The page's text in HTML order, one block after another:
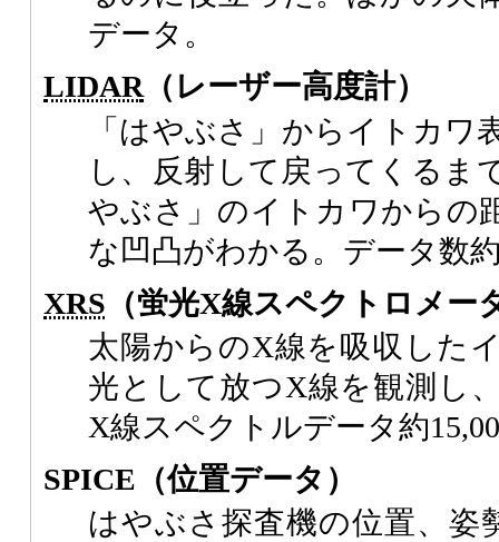
データ。
LIDAR（レーザー高度計）
「はやぶさ」からイトカワ
し、反射して戻ってくるま
やぶさ」のイトカワからの
な凹凸がわかる。データ数
XRS （蛍光X線スペクトロメー
太陽からのX線を吸収した
光として放つX線を観測し
X線スペクトルデータ約
SPICE（位置データ）
はやぶさ探査機の位置、姿